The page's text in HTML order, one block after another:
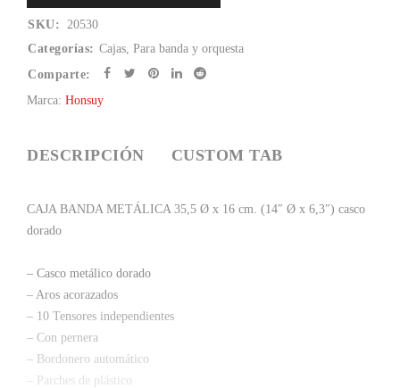
SKU: 20530
Categorías: Cajas, Para banda y orquesta
Comparte:
Marca: Honsuy
DESCRIPCIÓN CUSTOM TAB
CAJA BANDA METÁLICA 35,5 Ø x 16 cm. (14″ Ø x 6,3″) casco
dorado
– Casco metálico dorado
– Aros acorazados
– 10 Tensores independientes
– Con pernera
– Bordonero automático
– Parches de plástico